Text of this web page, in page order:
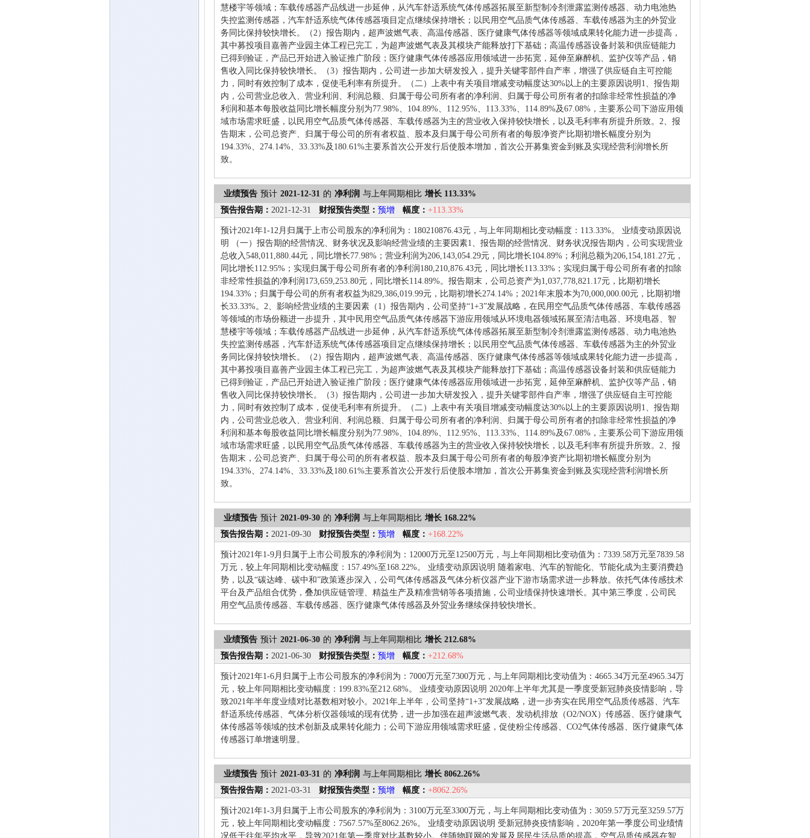
慧楼宇等领域；车载传感器产品线进一步延伸，从汽车舒适系统气体传感器拓展至新型制冷剂泄露监测传感器、动力电池热
失控监测传感器，汽车舒适系统气体传感器项目定点继续保持增长；以民用空气品质气体传感器、车载传感器为主的外贸业
务同比保持较快增长。（2）报告期内，超声波燃气表、高温传感器、医疗健康气体传感器等领域成果转化能力进一步提高，
其中募投项目嘉善产业园主体工程已完工，为超声波燃气表及其模块产能释放打下基础；高温传感器设备封装和供应链能力
已得到验证，产品已开始进入验证推广阶段；医疗健康气体传感器应用领域进一步拓宽，延伸至麻醉机、监护仪等产品，销
售收入同比保持较快增长。（3）报告期内，公司进一步加大研发投入，提升关键零部件自产率，增强了供应链自主可控能
力，同时有效控制了成本，促使毛利率有所提升。（二）上表中有关项目增减变动幅度达30%以上的主要原因说明1、报告期
内，公司营业总收入、营业利润、利润总额、归属于母公司所有者的净利润、归属于母公司所有者的扣除非经常性损益的净
利润和基本每股收益同比增长幅度分别为77.98%、104.89%、112.95%、113.33%、114.89%及67.08%，主要系公司下游应用领
域市场需求旺盛，以民用空气品质气体传感器、车载传感器为主的营业收入保持较快增长，以及毛利率有所提升所致。2、报
告期末，公司总资产、归属于母公司的所有者权益、股本及归属于母公司所有者的每股净资产比期初增长幅度分别为
194.33%、274.14%、33.33%及180.61%主要系首次公开发行后使股本增加，首次公开募集资金到账及实现经营利润增长所
致。
业绩预告 预计 2021-12-31 的 净利润 与上年同期相比 增长 113.33%
预告报告期： 2021-12-31 财报预告类型： 预增 幅度： +113.33%
预计2021年1-12月归属于上市公司股东的净利润为：180210876.43元，与上年同期相比变动幅度：113.33%。 业绩变动原因说
明 （一）报告期的经营情况、财务状况及影响经营业绩的主要因素1、报告期的经营情况、财务状况报告期内，公司实现营业
总收入548,011,880.44元，同比增长77.98%；营业利润为206,143,054.29元，同比增长104.89%；利润总额为206,154,181.27元，
同比增长112.95%；实现归属于母公司所有者的净利润180,210,876.43元，同比增长113.33%；实现归属于母公司所有者的扣除
非经常性损益的净利润173,659,253.80元，同比增长114.89%。报告期末，公司总资产为1,037,778,821.17元，比期初增长
194.33%；归属于母公司的所有者权益为829,386,019.99元，比期初增长274.14%；2021年末股本为70,000,000.00元，比期初增
长33.33%。2、影响经营业绩的主要因素（1）报告期内，公司坚持“1+3”发展战略，在民用空气品质气体传感器、车载传感器
等领域的市场份额进一步提升，其中民用空气品质气体传感器下游应用领域从环境电器领域拓展至清洁电器、环境电器、智
慧楼宇等领域；车载传感器产品线进一步延伸，从汽车舒适系统气体传感器拓展至新型制冷剂泄露监测传感器、动力电池热
失控监测传感器，汽车舒适系统气体传感器项目定点继续保持增长；以民用空气品质气体传感器、车载传感器为主的外贸业
务同比保持较快增长。（2）报告期内，超声波燃气表、高温传感器、医疗健康气体传感器等领域成果转化能力进一步提高，
其中募投项目嘉善产业园主体工程已完工，为超声波燃气表及其模块产能释放打下基础；高温传感器设备封装和供应链能力
已得到验证，产品已开始进入验证推广阶段；医疗健康气体传感器应用领域进一步拓宽，延伸至麻醉机、监护仪等产品，销
售收入同比保持较快增长。（3）报告期内，公司进一步加大研发投入，提升关键零部件自产率，增强了供应链自主可控能
力，同时有效控制了成本，促使毛利率有所提升。（二）上表中有关项目增减变动幅度达30%以上的主要原因说明1、报告期
内，公司营业总收入、营业利润、利润总额、归属于母公司所有者的净利润、归属于母公司所有者的扣除非经常性损益的净
利润和基本每股收益同比增长幅度分别为77.98%、104.89%、112.95%、113.33%、114.89%及67.08%，主要系公司下游应用领
域市场需求旺盛，以民用空气品质气体传感器、车载传感器为主的营业收入保持较快增长，以及毛利率有所提升所致。2、报
告期末，公司总资产、归属于母公司的所有者权益、股本及归属于母公司所有者的每股净资产比期初增长幅度分别为
194.33%、274.14%、33.33%及180.61%主要系首次公开发行后使股本增加，首次公开募集资金到账及实现经营利润增长所
致。
业绩预告 预计 2021-09-30 的 净利润 与上年同期相比 增长 168.22%
预告报告期： 2021-09-30 财报预告类型： 预增 幅度： +168.22%
预计2021年1-9月归属于上市公司股东的净利润为：12000万元至12500万元，与上年同期相比变动值为：7339.58万元至7839.58
万元，较上年同期相比变动幅度：157.49%至168.22%。 业绩变动原因说明 随着家电、汽车的智能化、节能化成为主要消费趋
势，以及“碳达峰、碳中和”政策逐步深入，公司气体传感器及气体分析仪器产业下游市场需求进一步释放。依托气体传感技术
平台及产品组合优势，叠加供应链管理、精益生产及精准营销等各项措施，公司业绩保持快速增长。其中第三季度，公司民
用空气品质传感器、车载传感器、医疗健康气体传感器及外贸业务继续保持较快增长。
业绩预告 预计 2021-06-30 的 净利润 与上年同期相比 增长 212.68%
预告报告期： 2021-06-30 财报预告类型： 预增 幅度： +212.68%
预计2021年1-6月归属于上市公司股东的净利润为：7000万元至7300万元，与上年同期相比变动值为：4665.34万元至4965.34万
元，较上年同期相比变动幅度：199.83%至212.68%。 业绩变动原因说明 2020年上半年尤其是一季度受新冠肺炎疫情影响，导
致2021年半年度业绩对比基数相对较小。2021年上半年，公司坚持“1+3”发展战略，进一步夯实在民用空气品质传感器、汽车
舒适系统传感器、气体分析仪器领域的现有优势，进一步加强在超声波燃气表、发动机排放（O2/NOX）传感器、医疗健康气
体传感器等领域的技术创新及成果转化能力；公司下游应用领域需求旺盛，促使粉尘传感器、CO2气体传感器、医疗健康气体
传感器订单增速明显。
业绩预告 预计 2021-03-31 的 净利润 与上年同期相比 增长 8062.26%
预告报告期： 2021-03-31 财报预告类型： 预增 幅度： +8062.26%
预计2021年1-3月归属于上市公司股东的净利润为：3100万元至3300万元，与上年同期相比变动值为：3059.57万元至3259.57万
元，较上年同期相比变动幅度：7567.57%至8062.26%。 业绩变动原因说明 受新冠肺炎疫情影响，2020年第一季度公司业绩情
况低于往年平均水平，导致2021年第一季度对比基数较小。伴随物联网的发展及居民生活品质的提高，空气品质传感器在智